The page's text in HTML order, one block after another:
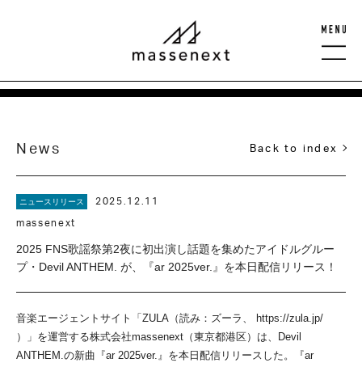
News Back to index
ニュースリリース
2025.12.11
massenext
2025 FNS歌謡祭第2夜に初出演し話題を集めたアイドルグルー
プ・Devil ANTHEM. が、『ar 2025ver.』を本日配信リリース！
音楽エージェントサイト「ZULA（読み：ズーラ、 https://zula.jp/
）」を運営する株式会社massenext（東京都港区）は、Devil
ANTHEM.の新曲『ar 2025ver.』を本日配信リリースした。『ar